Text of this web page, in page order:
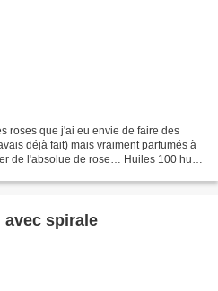
roses que j'ai eu envie de faire des
déjà fait) mais vraiment parfumés à
de l'absolue de rose… Huiles 100 huile
avec spirale